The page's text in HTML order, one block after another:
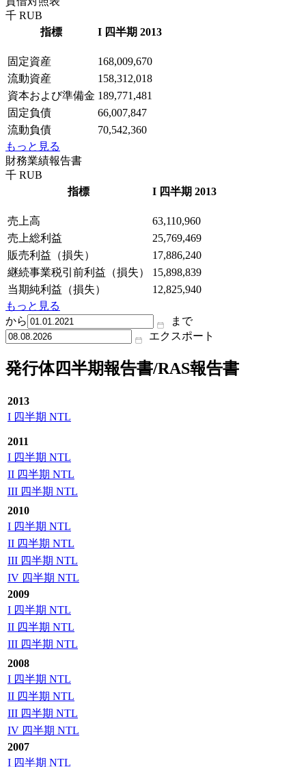
千 RUB
指標
I 四半期 2013
固定資産
168,009,670
流動資産
158,312,018
資本および準備金 189,771,481
固定負債
66,007,847
流動負債
70,542,360
もっと見る
財務業績報告書
千 RUB
指標
I 四半期 2013
売上高
63,110,960
売上総利益
25,769,469
販売利益（損失）
17,886,240
継続事業税引前利益（損失）
15,898,839
当期純利益（損失）
12,825,940
もっと見る
から
まで
エクスポート
発行体四半期報告書/RAS報告書
2013
I 四半期 NTL
2011
I 四半期 NTL
II 四半期 NTL
III 四半期 NTL
2010
I 四半期 NTL
II 四半期 NTL
III 四半期 NTL
IV 四半期 NTL
2009
I 四半期 NTL
II 四半期 NTL
III 四半期 NTL
2008
I 四半期 NTL
II 四半期 NTL
III 四半期 NTL
IV 四半期 NTL
2007
I 四半期 NTL